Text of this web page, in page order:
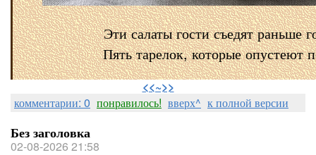
Эти салаты гости съедят раньше
Пять тарелок, которые опустеют
⠀
<<~>>
комментарии: 0 понравилось! вверх^ к полной версии
Без заголовка
02-08-2026 21:58